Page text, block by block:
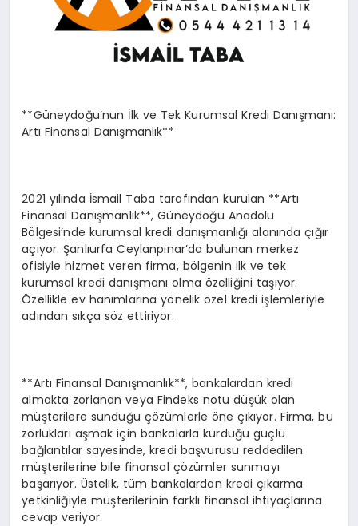
YAŞAM
**Güneydoğu’nun İlk ve Tek Kurumsal Kredi Danışmanı:
Artı Finansal Danışmanlık**
2021 yılında İsmail Taba tarafından kurulan **Artı
Finansal Danışmanlık**, Güneydoğu Anadolu
Bölgesi’nde kurumsal kredi danışmanlığı alanında çığır
açıyor. Şanlıurfa Ceylanpınar’da bulunan merkez
ofisiyle hizmet veren firma, bölgenin ilk ve tek
kurumsal kredi danışmanı olma özelliğini taşıyor.
Özellikle ev hanımlarına yönelik özel kredi işlemleriyle
adından sıkça söz ettiriyor.
**Artı Finansal Danışmanlık**, bankalardan kredi
almakta zorlanan veya Findeks notu düşük olan
müşterilere sunduğu çözümlerle öne çıkıyor. Firma, bu
zorlukları aşmak için bankalarla kurduğu güçlü
bağlantılar sayesinde, kredi başvurusu reddedilen
müşterilerine bile finansal çözümler sunmayı
başarıyor. Üstelik, tüm bankalardan kredi çıkarma
yetkinliğiyle müşterilerinin farklı finansal ihtiyaçlarına
cevap veriyor.